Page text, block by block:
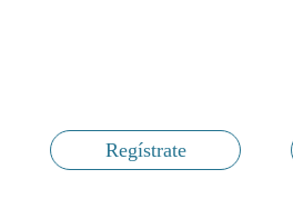
Regístrate